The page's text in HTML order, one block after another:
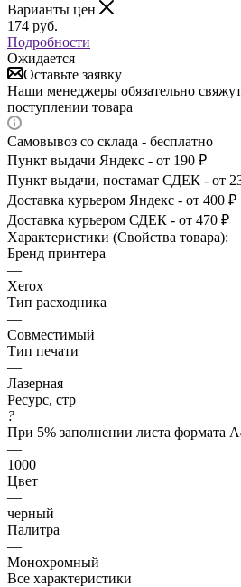
Варианты цен
174 руб.
Подробности
Ожидается
Оставьте заявку
Наши менеджеры обязательно
поступлении товара
Самовывоз со склада - бесплатно
Пункт выдачи Яндекс - от 190 ₽
Пункт выдачи, постамат СДЕК - от
Доставка курьером Яндекс - от 400 ₽
Доставка курьером СДЕК - от 470 ₽
Характеристики (Свойства товара):
Бренд принтера
—
Xerox
Тип расходника
—
Совместимый
Тип печати
—
Лазерная
Ресурс, стр
?
При 5% заполнении листа формата
—
1000
Цвет
—
черный
Палитра
—
Монохромный
Все характеристики